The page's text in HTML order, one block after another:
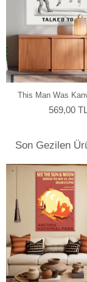
This Man Was
569,00 TL
Son Gezilen